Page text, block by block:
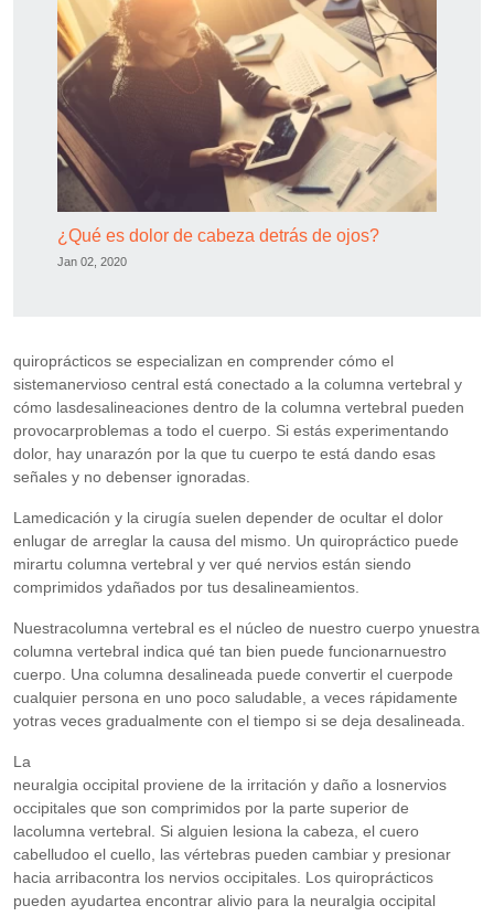
¿Qué es dolor de cabeza detrás de ojos?
Jan 02, 2020
quiroprácticos se especializan en comprender cómo el
sistemanervioso central está conectado a la columna vertebral y
cómo lasdesalineaciones dentro de la columna vertebral pueden
provocarproblemas a todo el cuerpo. Si estás experimentando
dolor, hay unarazón por la que tu cuerpo te está dando esas
señales y no debenser ignoradas.
Lamedicación y la cirugía suelen depender de ocultar el dolor
enlugar de arreglar la causa del mismo. Un quiropráctico puede
mirartu columna vertebral y ver qué nervios están siendo
comprimidos ydañados por tus desalineamientos.
Nuestracolumna vertebral es el núcleo de nuestro cuerpo ynuestra
columna vertebral indica qué tan bien puede funcionarnuestro
cuerpo. Una columna desalineada puede convertir el cuerpode
cualquier persona en uno poco saludable, a veces rápidamente
yotras veces gradualmente con el tiempo si se deja desalineada.
La
neuralgia occipital proviene de la irritación y daño a losnervios
occipitales que son comprimidos por la parte superior de
lacolumna vertebral. Si alguien lesiona la cabeza, el cuero
cabelludoo el cuello, las vértebras pueden cambiar y presionar
hacia arribacontra los nervios occipitales. Los quiroprácticos
pueden ayudartea encontrar alivio para la neuralgia occipital